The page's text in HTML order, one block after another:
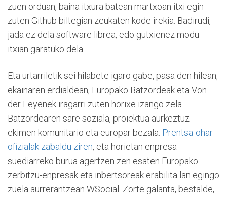
zuen orduan, baina itxura batean martxoan itxi egin
zuten Github biltegian zeukaten kode irekia. Badirudi,
jada ez dela software librea, edo gutxienez modu
itxian garatuko dela.
Eta urtarriletik sei hilabete igaro gabe, pasa den hilean,
ekainaren erdialdean, Europako Batzordeak eta Von
der Leyenek iragarri zuten horixe izango zela
Batzordearen sare soziala, proiektua aurkeztuz
ekimen komunitario eta europar bezala. Prentsa-ohar
ofizialak zabaldu ziren, eta horietan enpresa
suediarreko burua agertzen zen esaten Europako
zerbitzu-enpresak eta inbertsoreak erabilita lan egingo
zuela aurrerantzean WSocial. Zorte galanta, bestalde,